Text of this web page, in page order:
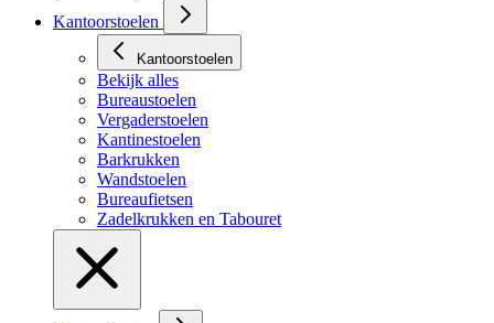
Kantoorstoelen
Kantoorstoelen
Bekijk alles
Bureaustoelen
Vergaderstoelen
Kantinestoelen
Barkrukken
Wandstoelen
Bureaufietsen
Zadelkrukken en Tabouret